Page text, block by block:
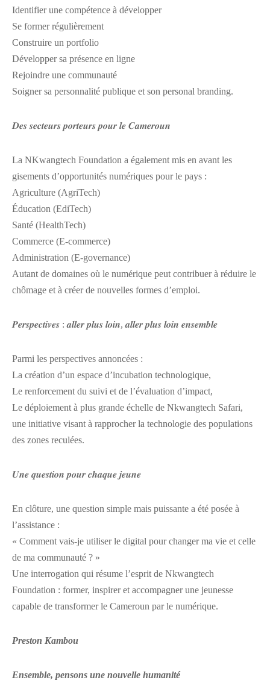
Identifier une compétence à développer
Se former régulièrement
Construire un portfolio
Développer sa présence en ligne
Rejoindre une communauté
Soigner sa personnalité publique et son personal branding.
𝑫𝒆𝒔 𝒔𝒆𝒄𝒕𝒆𝒖𝒓𝒔 𝒑𝒐𝒓𝒕𝒆𝒖𝒓𝒔 𝒑𝒐𝒖𝒓 𝒍𝒆 𝑪𝒂𝒎𝒆𝒓𝒐𝒖𝒏
La NKwangtech Foundation a également mis en avant les
gisements d’opportunités numériques pour le pays :
Agriculture (AgriTech)
Éducation (EdiTech)
Santé (HealthTech)
Commerce (E-commerce)
Administration (E-governance)
Autant de domaines où le numérique peut contribuer à réduire le
chômage et à créer de nouvelles formes d’emploi.
𝑷𝒆𝒓𝒔𝒑𝒆𝒄𝒕𝒊𝒗𝒆𝒔 : 𝒂𝒍𝒍𝒆𝒓 𝒑𝒍𝒖𝒔 𝒍𝒐𝒊𝒏, 𝒂𝒍𝒍𝒆𝒓 𝒑𝒍𝒖𝒔 𝒍𝒐𝒊𝒏 𝒆𝒏𝒔𝒆𝒎𝒃𝒍𝒆
Parmi les perspectives annoncées :
La création d’un espace d’incubation technologique,
Le renforcement du suivi et de l’évaluation d’impact,
Le déploiement à plus grande échelle de Nkwangtech Safari,
une initiative visant à rapprocher la technologie des populations
des zones reculées.
𝑼𝒏𝒆 𝒒𝒖𝒆𝒔𝒕𝒊𝒐𝒏 𝒑𝒐𝒖𝒓 𝒄𝒉𝒂𝒒𝒖𝒆 𝒋𝒆𝒖𝒏𝒆
En clôture, une question simple mais puissante a été posée à
l’assistance :
« Comment vais-je utiliser le digital pour changer ma vie et celle
de ma communauté ? »
Une interrogation qui résume l’esprit de Nkwangtech
Foundation : former, inspirer et accompagner une jeunesse
capable de transformer le Cameroun par le numérique.
Preston Kambou
Ensemble, pensons une nouvelle humanité